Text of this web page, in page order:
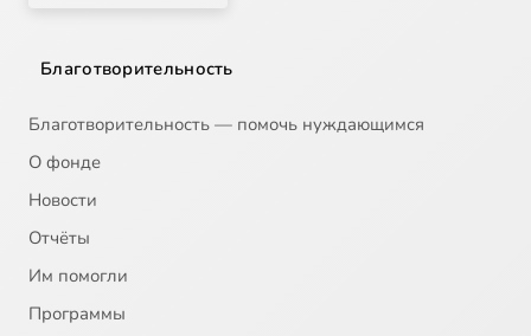
Благотворительность
Благотворительность — помочь нуждающимся
О фонде
Новости
Отчёты
Им помогли
Программы